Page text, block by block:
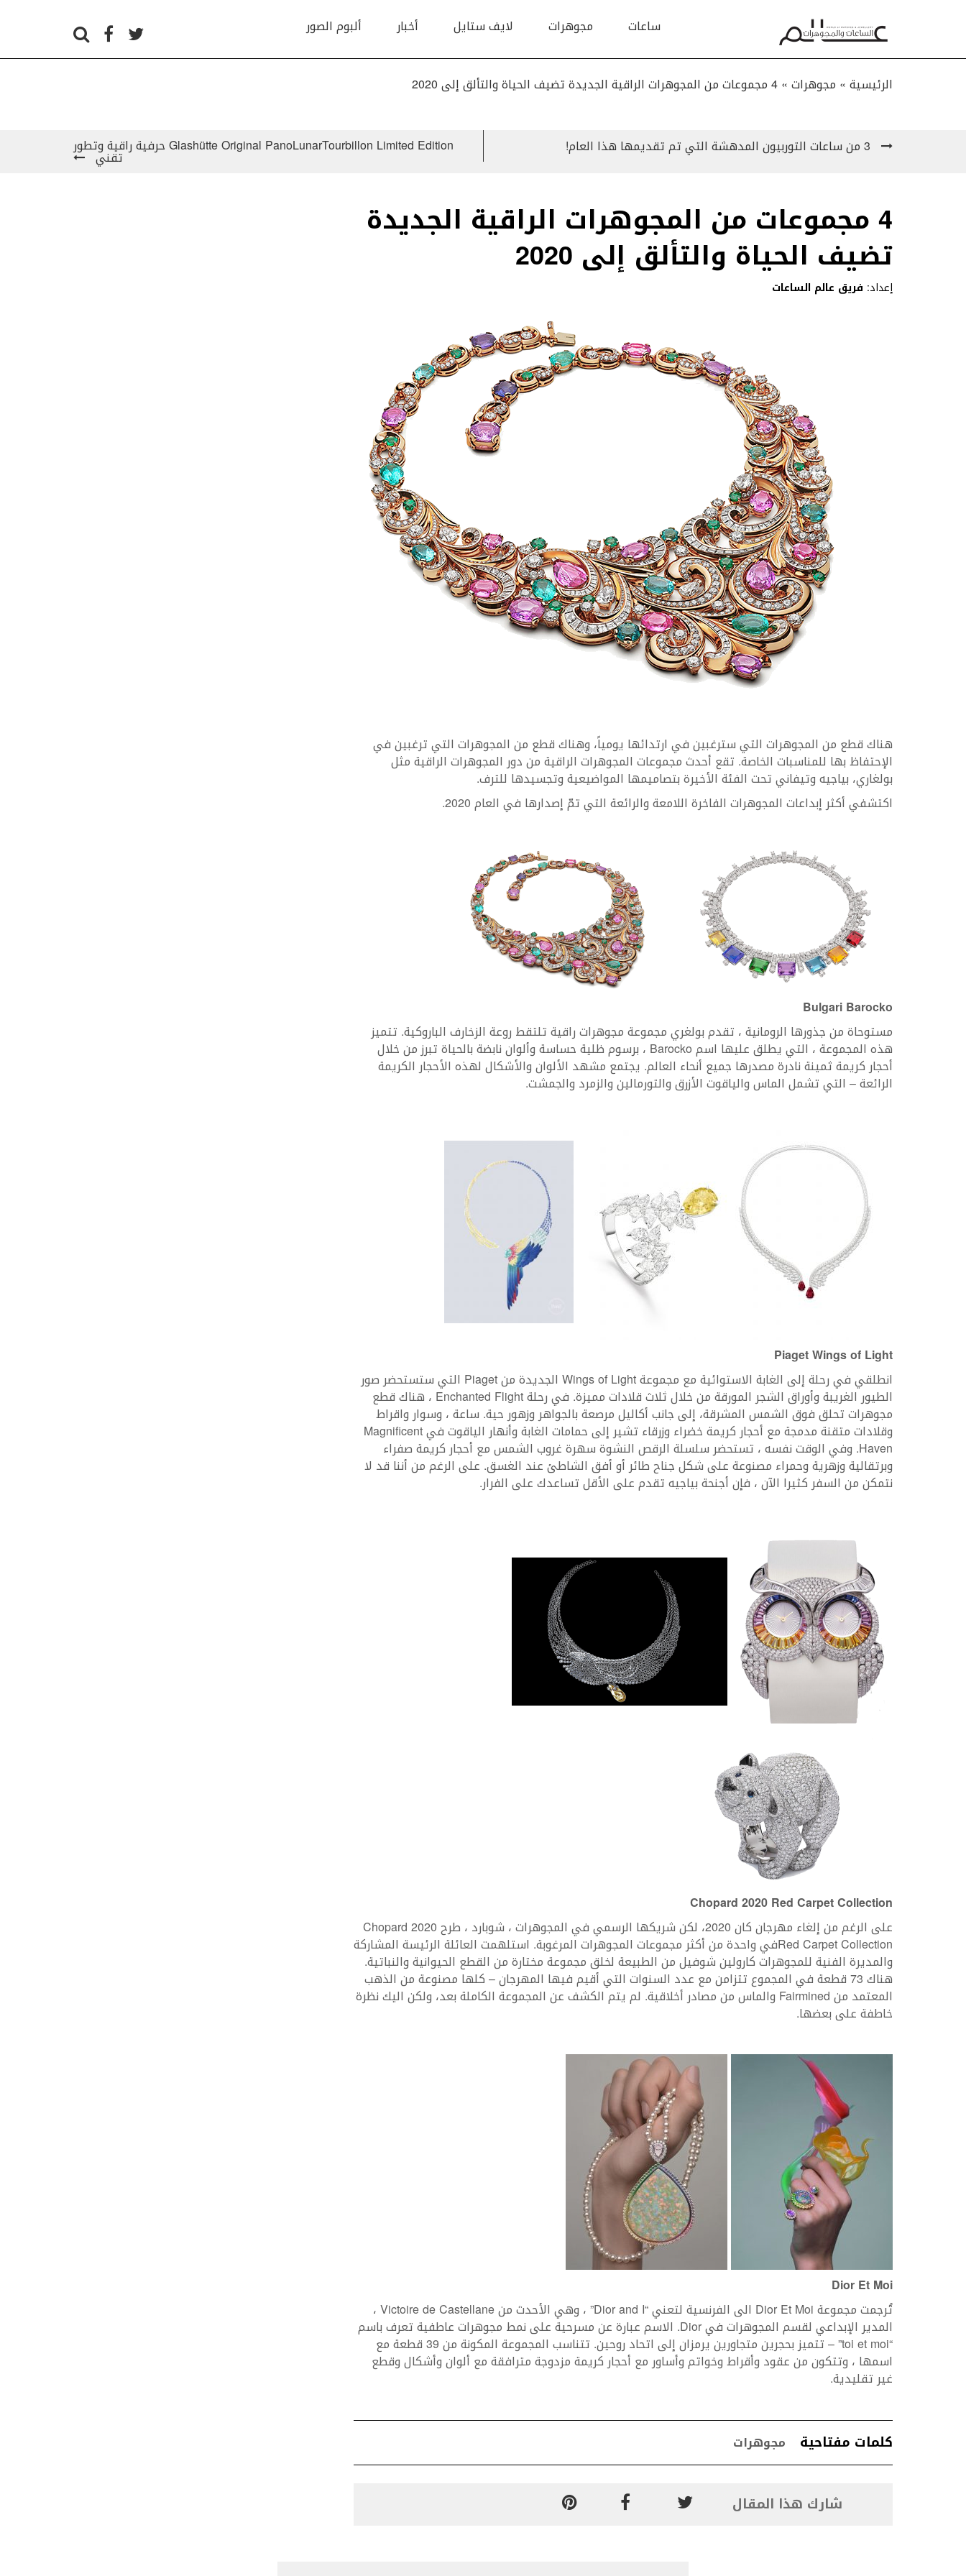
ساعات مجوهرات لايف ستايل أخبار ألبوم الصور
الرئيسية » مجوهرات»4 مجموعات من المجوهرات الراقية الجديدة تضيف الحياة والتألق إلى 2020
3 من ساعات التوربيون المدهشة التي تم تقديمها هذا العام! Glashütte Original PanoLunarTourbillon Limited Edition حرفية راقية وتطور
تقني
4 مجموعات من المجوهرات الراقية الجديدة
تضيف الحياة والتألق إلى 2020
إعداد: فريق عالم الساعات
هناك قطع من المجوهرات التي سترغبين في ارتدائها يومياً، وهناك قطع من المجوهرات التي ترغبين في
الإحتفاظ بها للمناسبات الخاصة. تقع أحدث مجموعات المجوهرات الراقية من دور المجوهرات الراقية مثل
بولغاري، بياجيه وتيفاني تحت الفئة الأخيرة بتصاميمها المواضيعية وتجسيدها للترف.
اكتشفي أكثر إبداعات المجوهرات الفاخرة اللامعة والرائعة التي تمّ إصدارها في العام 2020.
Bulgari Barocko
مستوحاة من جذورها الرومانية ، تقدم بولغري مجموعة مجوهرات راقية تلتقط روعة الزخارف الباروكية. تتميز
هذه المجموعة ، التي يطلق عليها اسم Barocko ، برسوم ظلية حساسة وألوان نابضة بالحياة تبرز من خلال
أحجار كريمة ثمينة نادرة مصدرها جميع أنحاء العالم. يجتمع مشهد الألوان والأشكال لهذه الأحجار الكريمة
الرائعة – التي تشمل الماس والياقوت الأزرق والتورمالين والزمرد والجمشت.
Piaget Wings of Light
انطلقي في رحلة إلى الغابة الاستوائية مع مجموعة Wings of Light الجديدة من Piaget التي ستستحضر صور
الطيور الغريبة وأوراق الشجر المورقة من خلال ثلاث قلادات مميزة. في رحلة Enchanted Flight ، هناك قطع
مجوهرات تحلق فوق الشمس المشرقة، إلى جانب أكاليل مرصعة بالجواهر وزهور حية. ساعة ، وسوار واقراط
وقلادات متقنة مدمجة مع أحجار كريمة خضراء وزرقاء تشير إلى حمامات الغابة وأنهار الياقوت في Magnificent
Haven. وفي الوقت نفسه ، تستحضر سلسلة الرقص النشوة سهرة غروب الشمس مع أحجار كريمة صفراء
وبرتقالية وزهرية وحمراء مصنوعة على شكل جناح طائر أو أفق الشاطئ عند الغسق. على الرغم من أننا قد لا
نتمكن من السفر كثيرا الآن ، فإن أجنحة بياجيه تقدم على الأقل تساعدك على الفرار.
Chopard 2020 Red Carpet Collection
على الرغم من إلغاء مهرجان كان 2020، لكن شريكها الرسمي في المجوهرات ، شوبارد ، طرح Chopard 2020
Red Carpet Collectionفي واحدة من أكثر مجموعات المجوهرات المرغوبة. استلهمت العائلة الرئيسة المشاركة
والمديرة الفنية للمجوهرات كارولين شوفيل من الطبيعة لخلق مجموعة مختارة من القطع الحيوانية والنباتية.
هناك 73 قطعة في المجموع تتزامن مع عدد السنوات التي أقيم فيها المهرجان – كلها مصنوعة من الذهب
المعتمد من Fairmined والماس من مصادر أخلاقية. لم يتم الكشف عن المجموعة الكاملة بعد، ولكن اليك نظرة
خاطفة على بعضها.
Dior Et Moi
تُرجمت مجموعة Dior Et Moi الى الفرنسية لتعني “Dior and I” ، وهي الأحدث من Victoire de Castellane ،
المدير الإبداعي لقسم المجوهرات في Dior. الاسم عبارة عن مسرحية على نمط مجوهرات عاطفية تعرف باسم
“toi et moi” – تتميز بحجرين متجاورين يرمزان إلى اتحاد روحين. تتناسب المجموعة المكونة من 39 قطعة مع
اسمها ، وتتكون من عقود وأقراط وخواتم وأساور مع أحجار كريمة مزدوجة مترافقة مع ألوان وأشكال وقطع
غير تقليدية.
كلمات مفتاحية مجوهرات
شارك هذا المقال